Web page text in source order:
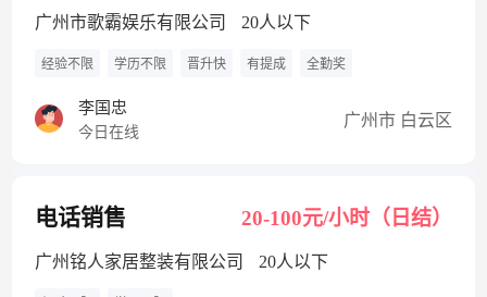
广州市歌霸娱乐有限公司 20人以下
经验不限 学历不限 晋升快 有提成 全勤奖
李国忠
今日在线
广州市 白云区
电话销售 20-100元/小时（日结）
广州铭人家居整装有限公司 20人以下